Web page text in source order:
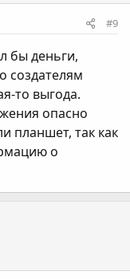
#9
бы деньги,
создателям
то выгода.
опасно
планшет, так как
о